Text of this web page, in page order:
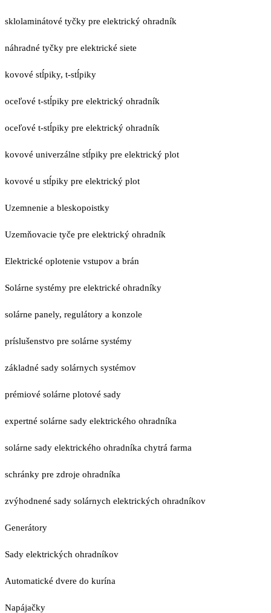
sklolaminátové tyčky pre elektrický ohradník
náhradné tyčky pre elektrické siete
kovové stĺpiky, t-stĺpiky
oceľové t-stĺpiky pre elektrický ohradník
oceľové t-stĺpiky pre elektrický ohradník
kovové univerzálne stĺpiky pre elektrický plot
kovové u stĺpiky pre elektrický plot
Uzemnenie a bleskopoistky
Uzemňovacie tyče pre elektrický ohradník
Elektrické oplotenie vstupov a brán
Solárne systémy pre elektrické ohradníky
solárne panely, regulátory a konzole
príslušenstvo pre solárne systémy
základné sady solárnych systémov
prémiové solárne plotové sady
expertné solárne sady elektrického ohradníka
solárne sady elektrického ohradníka chytrá farma
schránky pre zdroje ohradníka
zvýhodnené sady solárnych elektrických ohradníkov
Generátory
Sady elektrických ohradníkov
Automatické dvere do kurína
Napájačky